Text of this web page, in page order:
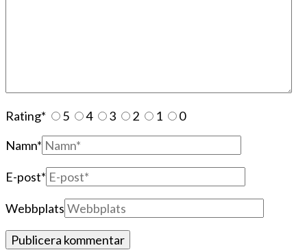
Rating* 5 4 3 2 1
0
Namn*
E-post*
Webbplats